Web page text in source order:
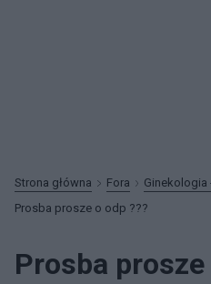
Strona główna Fora
Ginekologia
Prosba prosze o odp ???
Prosba prosze